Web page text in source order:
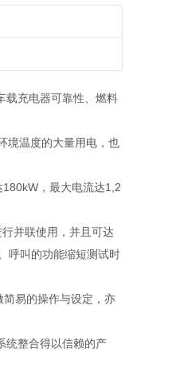
载充电器可靠性、燃料
境温度的大量用电，也
180kW ，最大电流达1,2
行并联使用，并且可达
呼叫的功能缩短测试时
简易的操作与设定，亦
统整合得以信赖的产